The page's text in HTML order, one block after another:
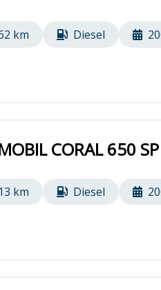
km Diesel
CORAL 650
km Diesel